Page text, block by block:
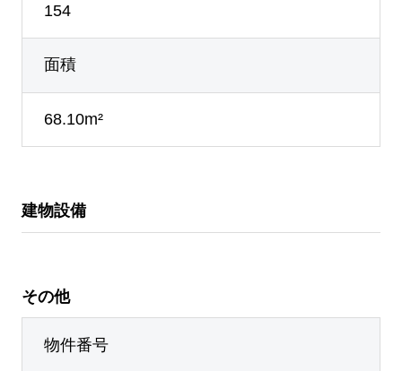
154
面積
68.10m²
建物設備
その他
物件番号